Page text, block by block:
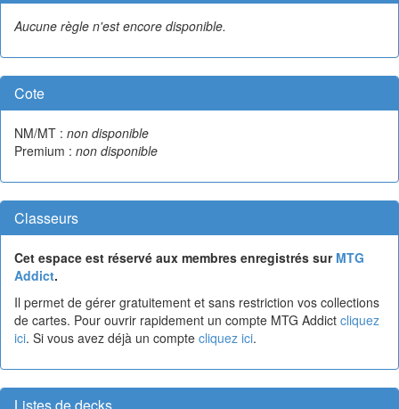
Aucune règle n'est encore disponible.
Cote
NM/MT : non disponible
Premium : non disponible
Classeurs
Cet espace est réservé aux membres enregistrés sur MTG
Addict.
Il permet de gérer gratuitement et sans restriction vos collections
de cartes. Pour ouvrir rapidement un compte MTG Addict cliquez
ici. Si vous avez déjà un compte cliquez ici.
Listes de decks